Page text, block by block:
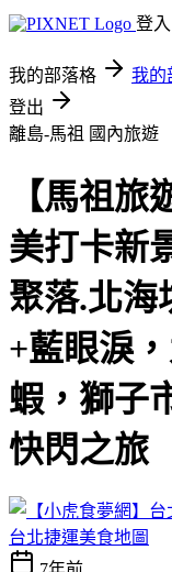
登入
我的部落格 我的
登出
離島-馬祖 國內旅遊
【馬祖旅
美打卡新
聚落.北海
+藍眼淚
蝦，獅子
快閃之旅
台北捷運美食地圖